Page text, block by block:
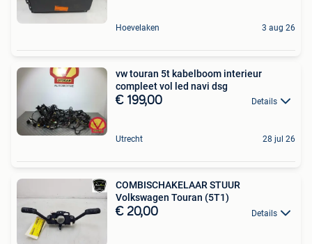
Hoevelaken 3 aug 26
vw touran 5t kabelboom interieur
compleet vol led navi dsg
€ 199,00 Details
Utrecht 28 jul 26
COMBISCHAKELAAR STUUR
Volkswagen Touran (5T1)
€ 20,00 Details